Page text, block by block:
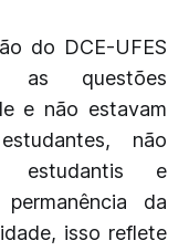
do DCE-UFES
questões
e não estavam
não
estudantis e
da
isso reflete